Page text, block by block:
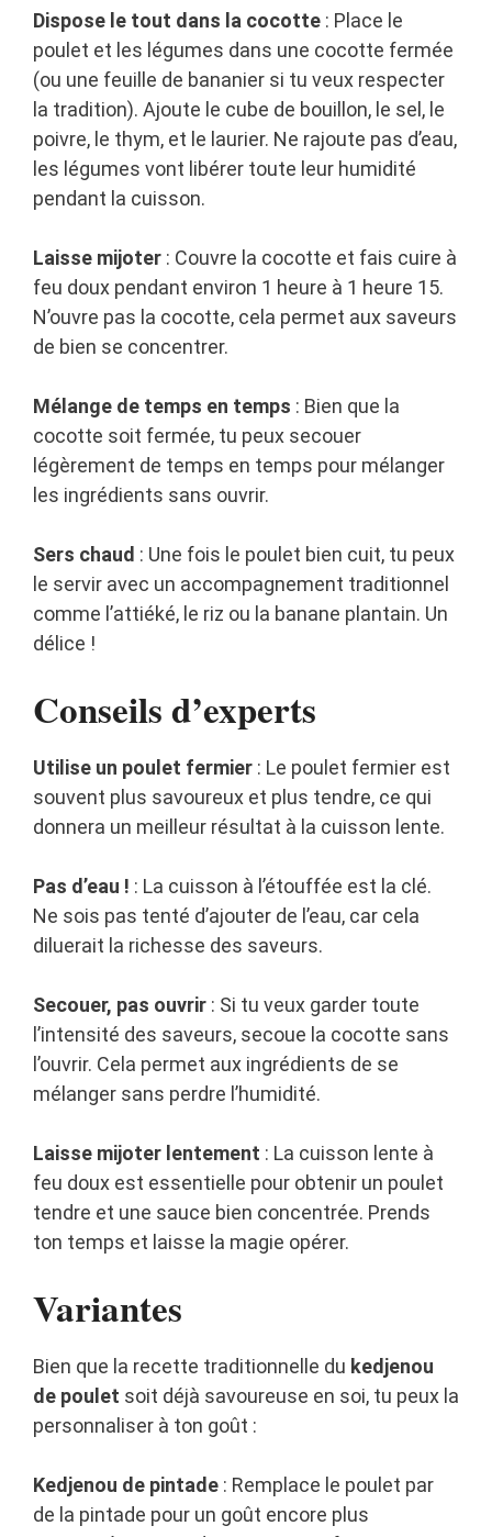
Dispose le tout dans la cocotte : Place le
poulet et les légumes dans une cocotte fermée
(ou une feuille de bananier si tu veux respecter
la tradition). Ajoute le cube de bouillon, le sel, le
poivre, le thym, et le laurier. Ne rajoute pas d’eau,
les légumes vont libérer toute leur humidité
pendant la cuisson.
Laisse mijoter : Couvre la cocotte et fais cuire à
feu doux pendant environ 1 heure à 1 heure 15.
N’ouvre pas la cocotte, cela permet aux saveurs
de bien se concentrer.
Mélange de temps en temps : Bien que la
cocotte soit fermée, tu peux secouer
légèrement de temps en temps pour mélanger
les ingrédients sans ouvrir.
Sers chaud : Une fois le poulet bien cuit, tu peux
le servir avec un accompagnement traditionnel
comme l’attiéké, le riz ou la banane plantain. Un
délice !
Conseils d’experts
Utilise un poulet fermier : Le poulet fermier est
souvent plus savoureux et plus tendre, ce qui
donnera un meilleur résultat à la cuisson lente.
Pas d’eau ! : La cuisson à l’étouffée est la clé.
Ne sois pas tenté d’ajouter de l’eau, car cela
diluerait la richesse des saveurs.
Secouer, pas ouvrir : Si tu veux garder toute
l’intensité des saveurs, secoue la cocotte sans
l’ouvrir. Cela permet aux ingrédients de se
mélanger sans perdre l’humidité.
Laisse mijoter lentement : La cuisson lente à
feu doux est essentielle pour obtenir un poulet
tendre et une sauce bien concentrée. Prends
ton temps et laisse la magie opérer.
Variantes
Bien que la recette traditionnelle du kedjenou
de poulet soit déjà savoureuse en soi, tu peux la
personnaliser à ton goût :
Kedjenou de pintade : Remplace le poulet par
de la pintade pour un goût encore plus